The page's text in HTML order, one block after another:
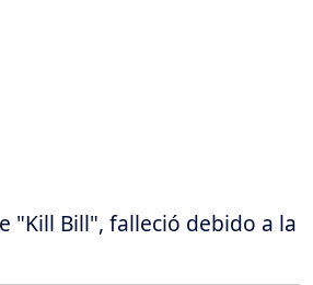
"Kill Bill", falleció debido a la